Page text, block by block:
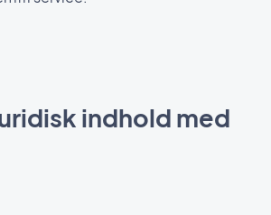
indhold med